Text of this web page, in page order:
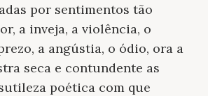
por sentimentos tão
a inveja, a violência, o
a angústia, o ódio, ora a
seca e contundente as
poética com que